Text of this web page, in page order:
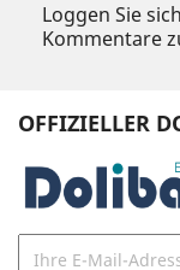
Loggen Sie
Kommentare
OFFIZIELLER